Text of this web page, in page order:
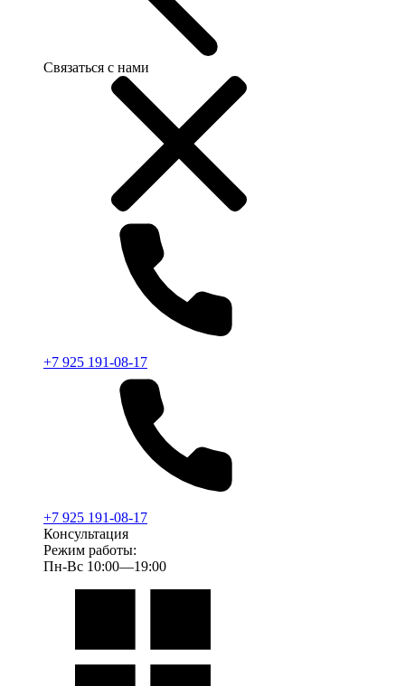
Связаться с нами
+7 925 191-08-17
+7 925 191-08-17
Консультация
Режим работы:
Пн-Вс 10:00—19:00